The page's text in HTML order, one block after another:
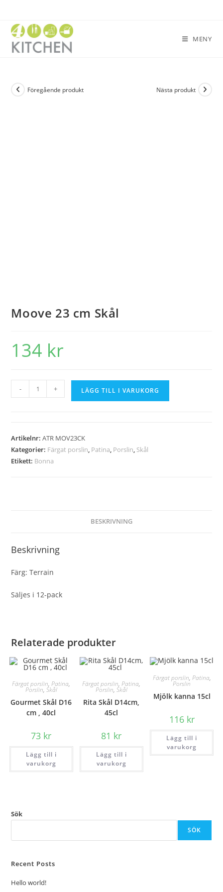
MENY
Föregående produkt Nästa produkt
Moove 23 cm Skål
134 kr
- + LÄGG TILL I VARUKORG
Artikelnr:ATR MOV23CK
Kategorier: Färgat porslin, Patina, Porslin, Skål
Etikett: Bonna
BESKRIVNING
Beskrivning
Färg: Terrain
Säljes i 12-pack
Relaterade produkter
Färgat porslin,Patina,
Porslin, Skål
Gourmet Skål D16
cm , 40cl
73 kr
Lägg till i
varukorg
Färgat porslin,Patina,
Porslin, Skål
Rita Skål D14cm,
45cl
81 kr
Lägg till i
varukorg
Färgat porslin, Patina,
Porslin
Mjölk kanna 15cl
116 kr
Lägg till i
varukorg
Sök
SÖK
Recent Posts
Hello world!